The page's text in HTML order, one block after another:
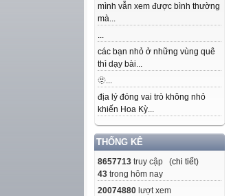
mình vẫn xem được bình thường
mà...
...
các bạn nhỏ ở những vùng quê
thì dạy bài...
🫥...
địa lý đóng vai trò không nhỏ
khiến Hoa Kỳ...
THỐNG KÊ
8657713 truy cập (chi tiết)
43 trong hôm nay
20074880 lượt xem